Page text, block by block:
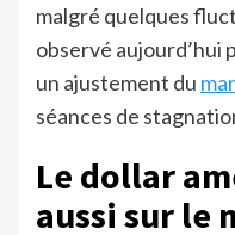
malgré quelques
observé
un ajustement du
séances de
Le dollar
aussi sur le